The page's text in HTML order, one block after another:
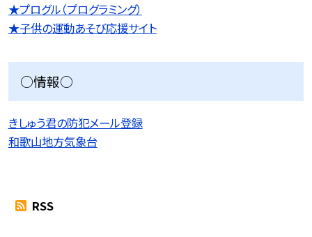
★プログル（プログラミング）
★子供の運動あそび応援サイト
○情報○
きしゅう君の防犯メール登録
和歌山地方気象台
RSS